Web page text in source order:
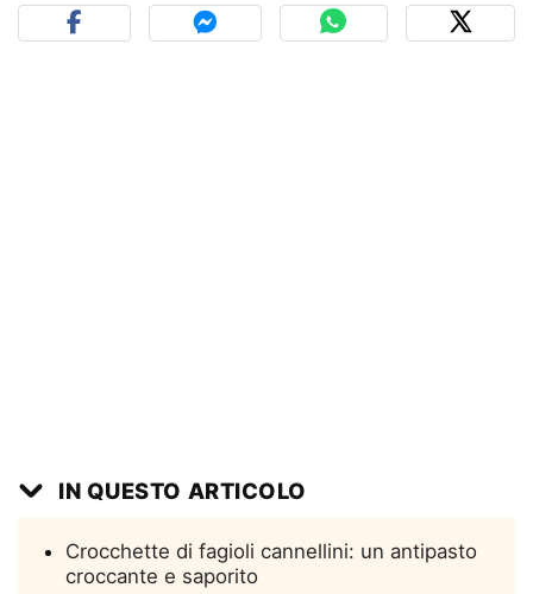
IN QUESTO ARTICOLO
Crocchette di fagioli cannellini: un antipasto
croccante e saporito